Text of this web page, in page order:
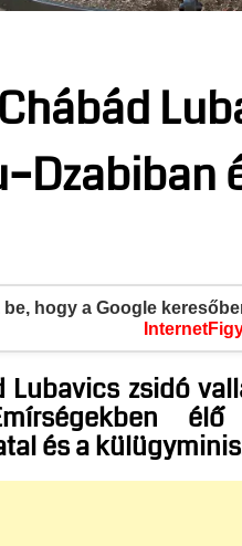
be, hogy a Google
zsidó
és a